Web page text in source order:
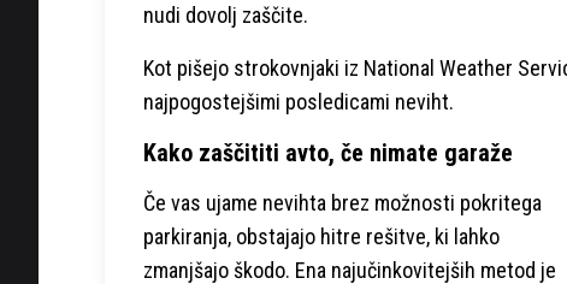
nudi dovolj zaščite.
Kot pišejo strokovnjaki iz National Weather
najpogostejšimi posledicami neviht.
Kako zaščititi avto, če nimate garaže
Če vas ujame nevihta brez možnosti pokritega
parkiranja, obstajajo hitre rešitve, ki lahko
zmanjšajo škodo. Ena najučinkovitejših metod je